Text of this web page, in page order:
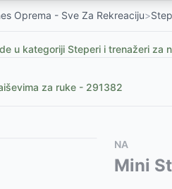
Oprema - Sve Za Rekreaciju>
u kategoriji Steperi i trenažeri za
za ruke - 291382
Step Board Podesiva visina
mišića nogu RX LEG
pogledajte slične
mišića nogu RX LEG
NA
Mini